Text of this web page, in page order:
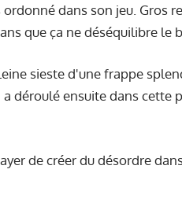
dans son jeu. Gros
que ça ne déséquilibre le
sieste d'une frappe
déroulé ensuite dans cette
de créer du désordre